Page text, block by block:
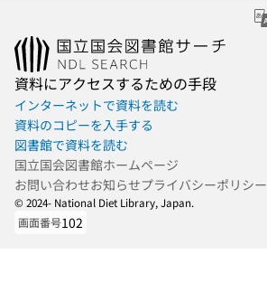
資料にアクセスするための手段
インターネットで資料を読む
資料のコピーを入手する
図書館で資料を読む
国立国会図書館ホームページ
お問い合わせお知らせプライバシーポリシー
© 2024- National Diet Library, Japan.
画面番号102